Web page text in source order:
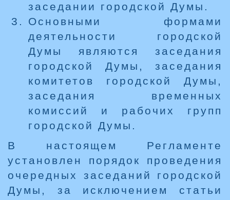
заседании городской Думы.
Основными формами
деятельности городской
Думы являются заседания
городской Думы, заседания
комитетов городской Думы,
заседания временных
комиссий и рабочих групп
городской Думы.
В настоящем Регламенте
установлен порядок проведения
очередных заседаний городской
Думы, за исключением статьи